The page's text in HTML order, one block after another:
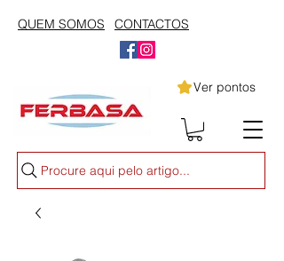
QUEM SOMOS CONTACTOS
Ver pontos
Procure aqui pelo artigo...